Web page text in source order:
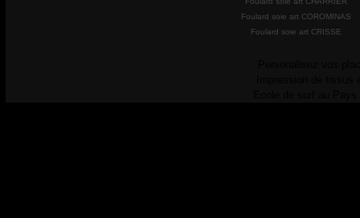
Foulard soie art COROMINAS
Foulard soie art CRISSE